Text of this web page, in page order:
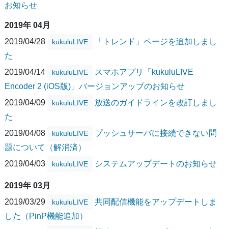
お知らせ
2019年 04月
2019/04/28
kukuluLIVE
「トレンド」ページを追加しまし
た
2019/04/14
kukuluLIVE
スマホアプリ「kukuluLIVE
Encoder 2 (iOS版)」バージョンアップのお知らせ
2019/04/09
kukuluLIVE
放送のガイドラインを改訂しまし
た
2019/04/08
kukuluLIVE
プッシュサーバに接続できない問
題について（解消済）
2019/04/03
kukuluLIVE システムアップデートのお知らせ
2019年 03月
2019/03/29
kukuluLIVE
共同配信機能をアップデートしま
した（PinP機能追加）